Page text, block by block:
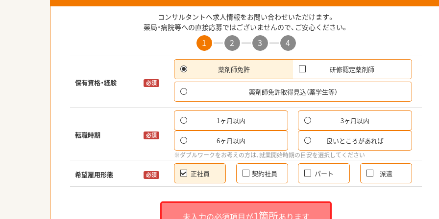
コンサルタントへ求人情報をお問い合わせいただけます。
薬局・病院等への直接応募ではございませんので、ご安心ください。
1 2 3 4
保有資格・経験 必須
薬剤師免許 研修認定薬剤師
薬剤師免許取得見込（薬学生等）
転職時期 必須
1ヶ月以内 3ヶ月以内
6ヶ月以内 良いところがあれば
※ダブルワークをお考えの方は、就業開始時期の目安を選択してください
希望雇用形態 必須 正社員 契約社員 パート 派遣
1箇所